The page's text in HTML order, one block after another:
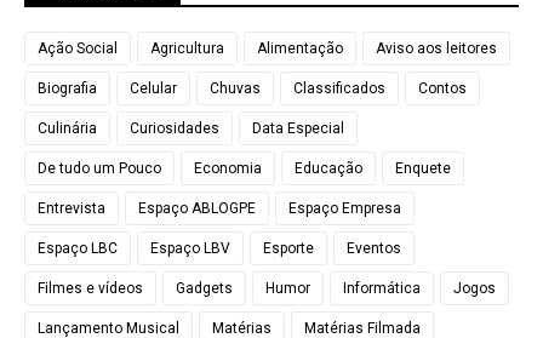
Ação Social Agricultura Alimentação Aviso aos leitores
Biografia Celular Chuvas Classificados Contos
Culinária Curiosidades Data Especial
De tudo um Pouco Economia Educação Enquete
Entrevista Espaço ABLOGPE Espaço Empresa
Espaço LBC Espaço LBV Esporte Eventos
Filmes e vídeos Gadgets Humor Informática Jogos
Lançamento Musical Matérias Matérias Filmada